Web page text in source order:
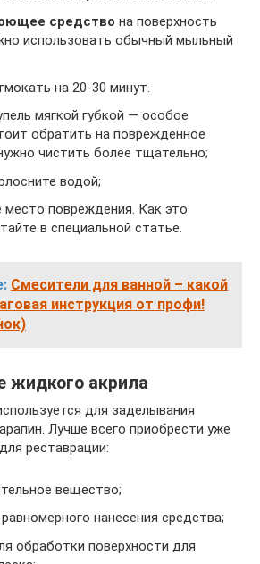
средство на поверхность
использовать обычный мыльный
на 20-30 минут.
мягкой губкой — особое
обратить на поврежденное
чистить более тщательно;
водой;
место повреждения. Как это
в специальной статье.
Смесители для ванной – какой
инструкция от профи!
жидкого акрила
для заделывания
Лучше всего приобрести уже
реставрации:
вещество;
нанесения средства;
обработки поверхности для